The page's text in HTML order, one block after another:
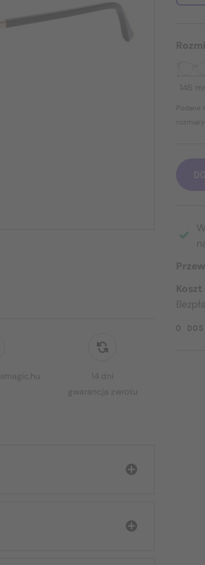
14 dni
gwarancja zwrotu
146
Podane
O